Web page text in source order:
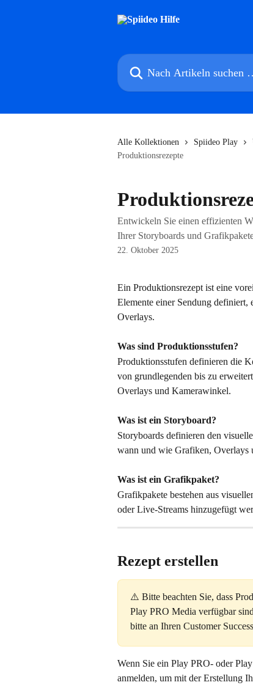
Nach Artikeln suchen …
Alle Kollektionen Spiideo Play
Produktionsrezepte
Entwickeln Sie einen effizienten
Ihrer Storyboards und
22. Oktober 2025
Ein Produktionsrezept ist eine
Elemente einer Sendung
Overlays.
Was sind Produktionsstufen?
Produktionsstufen definieren die
von grundlegenden bis zu
Overlays und Kamerawinkel.
Was ist ein Storyboard?
Storyboards definieren den
wann und wie Grafiken, Overlays
Was ist ein Grafikpaket?
Grafikpakete bestehen aus
oder Live-Streams hinzugefügt
Rezept erstellen
⚠️ Bitte beachten Sie, dass
Play PRO Media verfügbar
bitte an Ihren Customer
Wenn Sie ein Play PRO- oder
anmelden, um mit der Erstellung